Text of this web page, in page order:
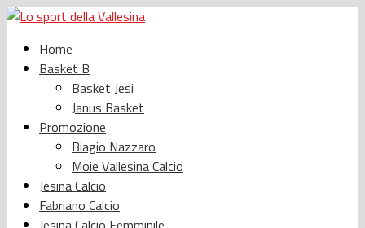
Home
Basket B
Basket Jesi
Janus Basket
Promozione
Biagio Nazzaro
Moie Vallesina Calcio
Jesina Calcio
Fabriano Calcio